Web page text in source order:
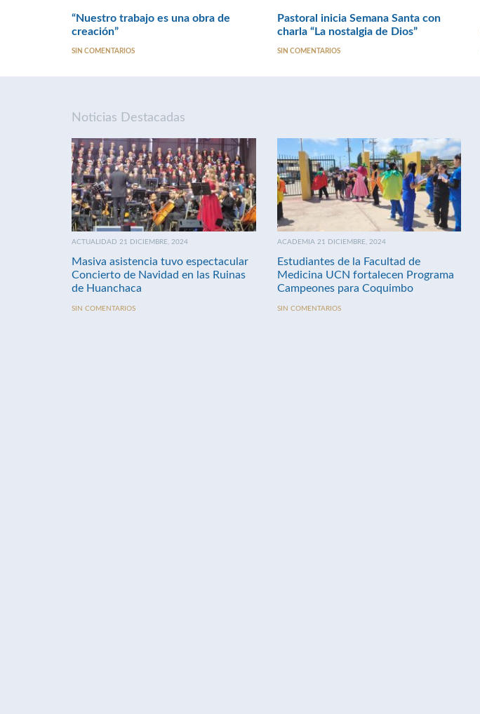
“Nuestro trabajo es una obra de
creación”
SIN COMENTARIOS
Pastoral inicia Semana Santa con
charla “La nostalgia de Dios”
SIN COMENTARIOS
Noticias Destacadas
ACTUALIDAD 21 DICIEMBRE, 2024
Masiva asistencia tuvo espectacular
Concierto de Navidad en las Ruinas
de Huanchaca
SIN COMENTARIOS
ACADEMIA 21 DICIEMBRE, 2024
Estudiantes de la Facultad de
Medicina UCN fortalecen Programa
Campeones para Coquimbo
SIN COMENTARIOS